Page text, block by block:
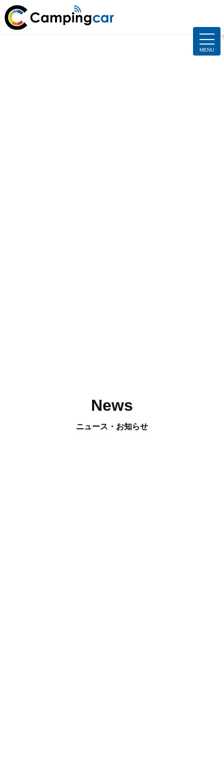
News
ニュース・お知らせ